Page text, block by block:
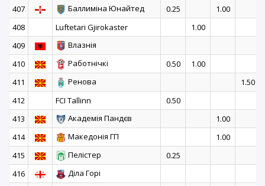
407
Баллиміна Юнайтед 0.25
1.00
408
Luftetari Gjirokaster
1.00
409
Влазнія
410
Работнічкі 0.50
1.00
411
Ренова
1.50
412
FCI Tallinn
0.50
413
Академія Пандєв
1.00
414
Македонія ГП
1.00
415
Пелістер
0.25
416
Діла Горі